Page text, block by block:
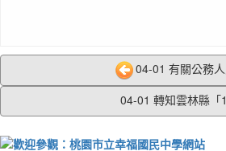
04-01 有關公務
04-01 轉知雲林縣「